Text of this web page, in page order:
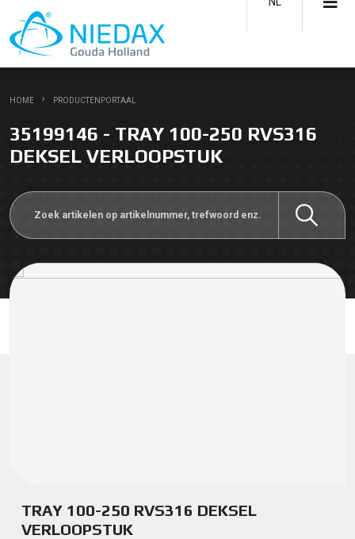
HOME PRODUCTENPORTAAL
35199146 - TRAY 100-250 RVS316
DEKSEL VERLOOPSTUK
TRAY 100-250 RVS316 DEKSEL
VERLOOPSTUK